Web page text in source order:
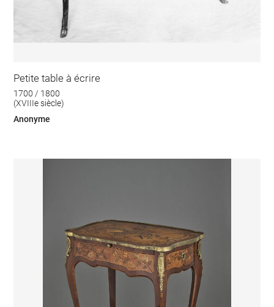
Petite table à écrire
1700 / 1800
(XVIIIe siècle)
Anonyme